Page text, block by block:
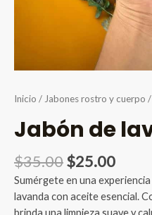
Inicio /Jabones rostro y cuerpo /
Jabón de
$35.00Original
price
was:
$35.00.
$25.00
price
is:
Sumérgete en una
lavanda con aceite esencial.